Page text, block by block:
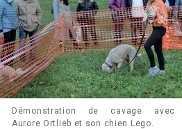
Démonstration de cavage avec
Aurore Ortlieb et son chien Lego.